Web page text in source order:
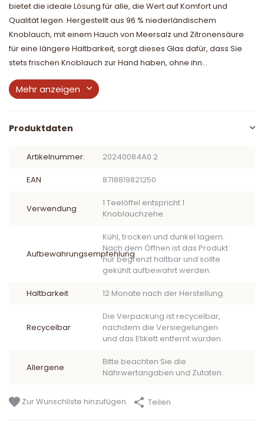
bietet die ideale Lösung für alle, die Wert auf Komfort und
Qualität legen. Hergestellt aus 96 % niederländischem
Knoblauch, mit einem Hauch von Meersalz und Zitronensäure
für eine längere Haltbarkeit, sorgt dieses Glas dafür, dass Sie
stets frischen Knoblauch zur Hand haben, ohne ihn...
Mehr anzeigen
Produktdaten
Artikelnummer: 20240084A0.2
EAN 8718819821250
Verwendung
1 Teelöffel entspricht 1
Knoblauchzehe.
Aufbewahrungsempfehlung
Kühl, trocken und dunkel lagern.
Nach dem Öffnen ist das Produkt
nur begrenzt haltbar und sollte
gekühlt aufbewahrt werden.
Haltbarkeit 12 Monate nach der Herstellung.
Recycelbar
Die Verpackung ist recycelbar,
nachdem die Versiegelungen
und das Etikett entfernt wurden.
Allergene
Bitte beachten Sie die
Nährwertangaben und Zutaten.
Zur Wunschliste hinzufügen Teilen